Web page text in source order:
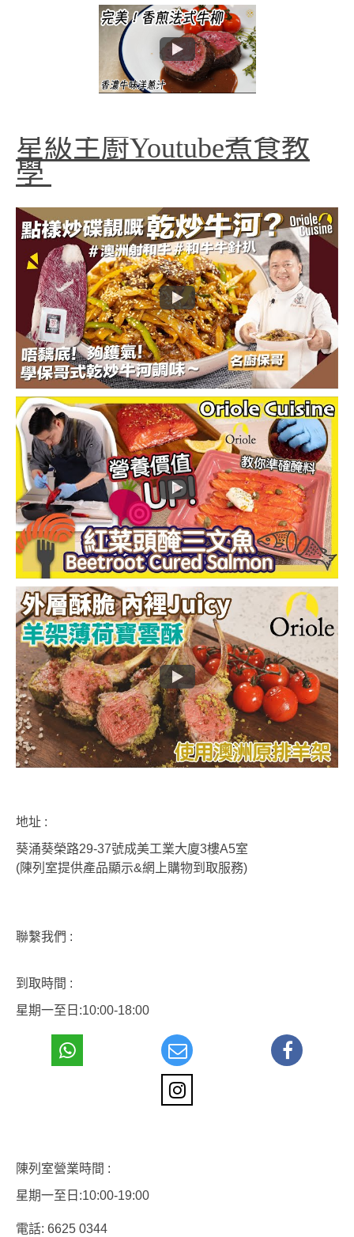
星級主廚Youtube煮食教
學
地址 :
葵涌葵榮路29-37號成美工業大廈3樓A5室
(陳列室提供產品顯示&網上購物到取服務)
聯繫我們 :
到取時間 :
星期一至日:10:00-18:00
陳列室營業時間 :
星期一至日:10:00-19:00
電話: 6625 0344